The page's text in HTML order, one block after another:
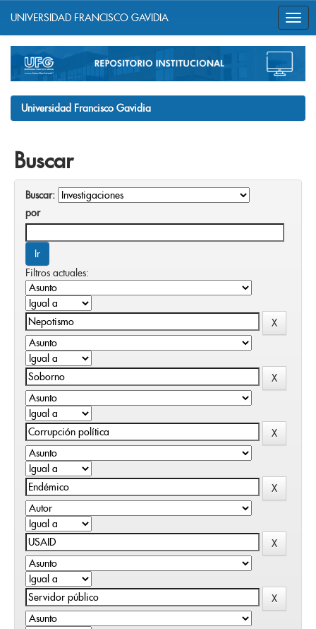
navigation
UNIVERSIDAD FRANCISCO GAVIDIA
Universidad Francisco Gavidia
Buscar
Buscar:
por
Filtros actuales: